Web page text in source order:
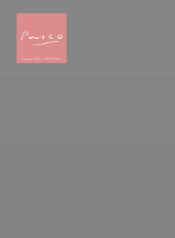
Cookie管理面板